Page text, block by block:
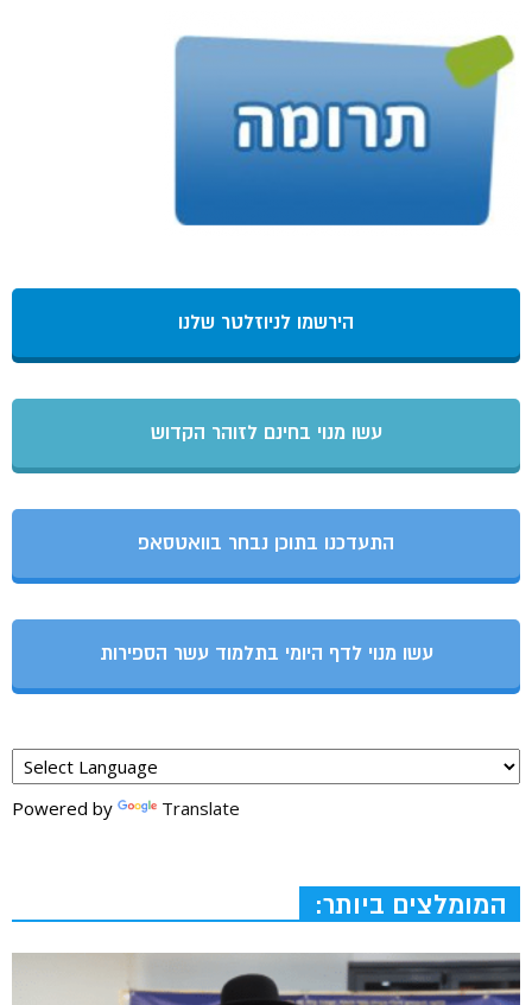
הירשמו לניוזלטר שלנו
עשו מנוי בחינם לזוהר הקדוש
התעדכנו בתוכן נבחר בוואטסאפ
עשו מנוי לדף היומי בתלמוד עשר הספירות
Powered by Translate
המומלצים ביותר: